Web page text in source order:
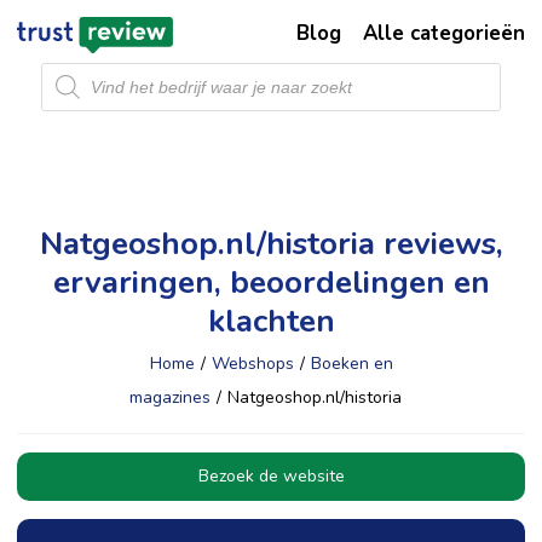
Producten
zoeken
Blog Alle categorieën
Natgeoshop.nl/historia reviews,
ervaringen, beoordelingen en
klachten
Home / Webshops / Boeken en
magazines / Natgeoshop.nl/historia
Bezoek de website